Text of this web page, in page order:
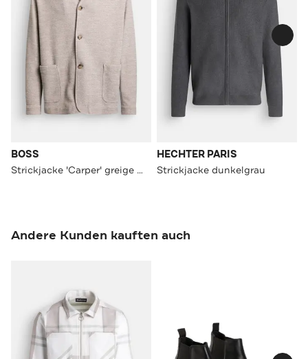
BOSS
Strickjacke 'Carper' greige meliert
HECHTER PARIS
Strickjacke dunkelgrau
Andere Kunden kauften auch